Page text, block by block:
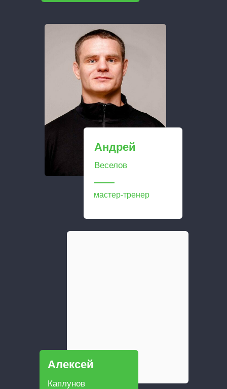
Веселов
Андрей
мастер-тренер
Каплунов
Алексей